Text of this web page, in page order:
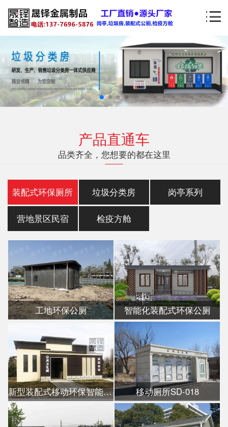
产品直通车
品类齐全，您想要的都在这里
装配式环保厕所 垃圾分类房 岗亭系列
营地景区民宿 检疫方舱
工地环保公厕 智能化装配式环保公厕
新型装配式移动环保智能公厕 移动厕所SD-018